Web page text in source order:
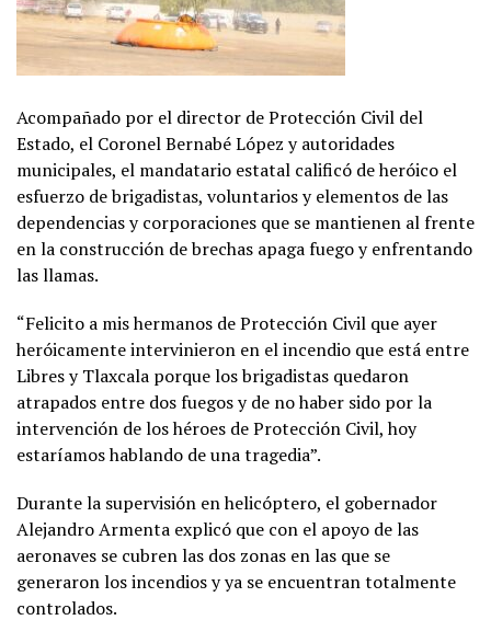
Acompañado por el director de Protección Civil del
Estado, el Coronel Bernabé López y autoridades
municipales, el mandatario estatal calificó de heróico el
esfuerzo de brigadistas, voluntarios y elementos de las
dependencias y corporaciones que se mantienen al frente
en la construcción de brechas apaga fuego y enfrentando
las llamas.
“Felicito a mis hermanos de Protección Civil que ayer
heróicamente intervinieron en el incendio que está entre
Libres y Tlaxcala porque los brigadistas quedaron
atrapados entre dos fuegos y de no haber sido por la
intervención de los héroes de Protección Civil, hoy
estaríamos hablando de una tragedia”.
Durante la supervisión en helicóptero, el gobernador
Alejandro Armenta explicó que con el apoyo de las
aeronaves se cubren las dos zonas en las que se
generaron los incendios y ya se encuentran totalmente
controlados.